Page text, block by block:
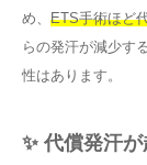
め、 ETS手術ほど
らの発汗が減少す
性はあります。
✨ 代償発汗